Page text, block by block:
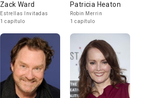
Zack Ward
Estrellas Invitadas
1 capítulo
Patricia Heaton
Robin Merrin
1 capítulo